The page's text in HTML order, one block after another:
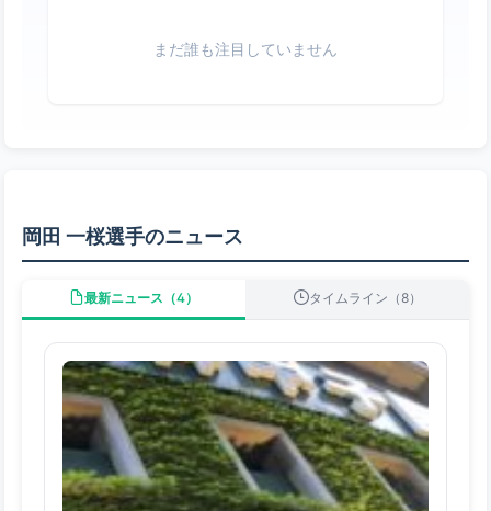
まだ誰も注目していません
岡田 一桜選手のニュース
最新ニュース（4） タイムライン（8）